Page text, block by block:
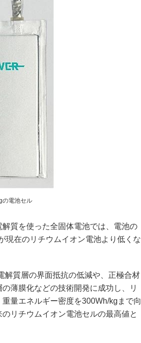
の電池セル
質を使った全固体電池では、電池の
現在のリチウムイオン電池より低くな
解質層の界面抵抗の低減や、正極合材
薄膜化などの技術開発に成功し、リ
量エネルギー密度を300Wh/kgまで向
リチウムイオン電池セルの最高値と